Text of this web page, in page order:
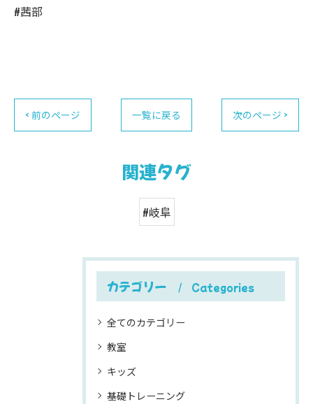
#茜部
< 前のページ 一覧に戻る 次のページ >
関連タグ
#岐阜
カテゴリー Categories
全てのカテゴリー
教室
キッズ
基礎トレーニング